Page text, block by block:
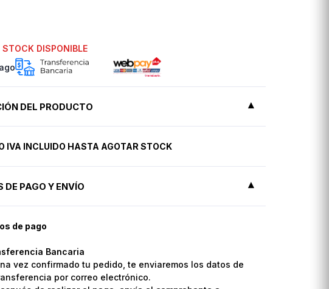
STOCK DISPONIBLE
DEL PRODUCTO
IVA INCLUIDO HASTA AGOTAR STOCK
DE PAGO Y ENVÍO
de pago
Bancaria
vez confirmado tu pedido, te enviaremos los datos de
por correo electrónico.